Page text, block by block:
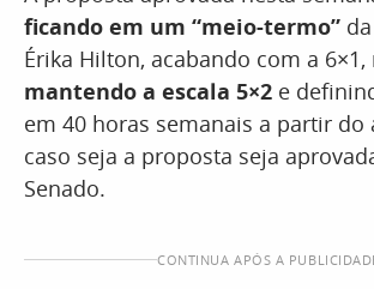
ficando em um “meio-termo”
Érika Hilton, acabando com a 6×1,
mantendo a escala 5×2 e
em 40 horas semanais a partir do
caso seja a proposta seja
Senado.
CONTINUA APÓS A